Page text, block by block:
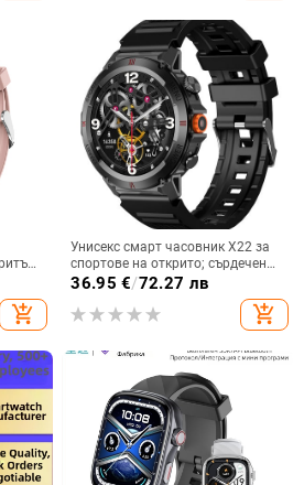
и
add_shopping_cart
Унисекс смарт часовник X22 за
спортове на открито; сърдечен
ритъм, кръвно налягане, сън,
обаждания
36.95 €/72.27 лв
add_shopping_cart